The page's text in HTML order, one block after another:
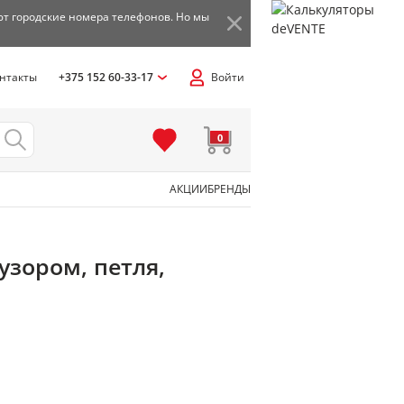
городские номера телефонов. Но мы
+375 152 60-33-17 Войти
0
АКЦИИБРЕНДЫ
петля,